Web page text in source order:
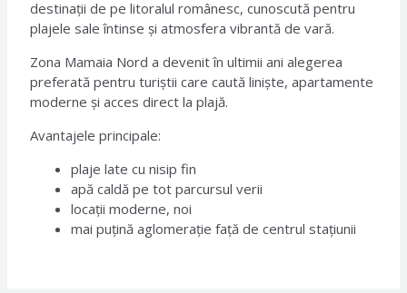
destinații de pe litoralul românesc, cunoscută pentru
plajele sale întinse și atmosfera vibrantă de vară.
Zona Mamaia Nord a devenit în ultimii ani alegerea
preferată pentru turiștii care caută liniște, apartamente
moderne și acces direct la plajă.
Avantajele principale:
plaje late cu nisip fin
apă caldă pe tot parcursul verii
locații moderne, noi
mai puțină aglomerație față de centrul stațiunii